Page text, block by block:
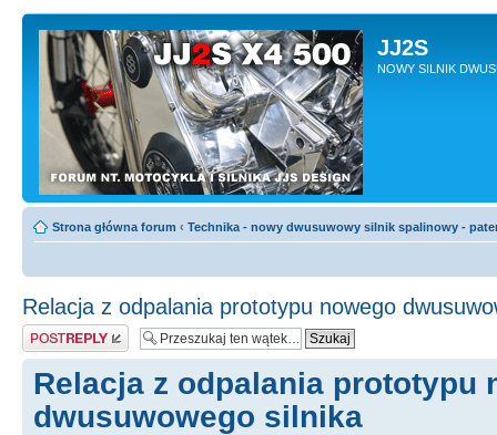
JJ2S
NOWY SILNIK
Strona główna forum ‹ Technika - nowy dwusuwowy silnik spalinowy -
Relacja z odpalania prototypu nowego
Odpowiedz
Relacja z odpalania prototypu
dwusuwowego silnika